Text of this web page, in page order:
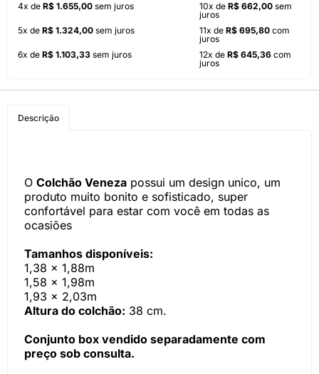
4x de R$ 1.655,00 sem juros
5x de R$ 1.324,00 sem juros
6x de R$ 1.103,33 sem juros
10x de R$ 662,00 sem
juros
11x de R$ 695,80 com
juros
12x de R$ 645,36 com
juros
Descrição
O Colchão Veneza possui um design unico, um
produto muito bonito e sofisticado, super
confortável para estar com você em todas as
ocasiões
Tamanhos disponíveis:
1,38 x 1,88m
1,58 x 1,98m
1,93 x 2,03m
Altura do colchão: 38 cm.
Conjunto box vendido separadamente com
preço sob consulta.